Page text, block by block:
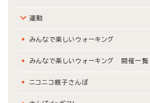
運動
みんなで楽しいウォーキング
みんなで楽しいウォーキング 開催一覧
ニコニコ親子さんぽ